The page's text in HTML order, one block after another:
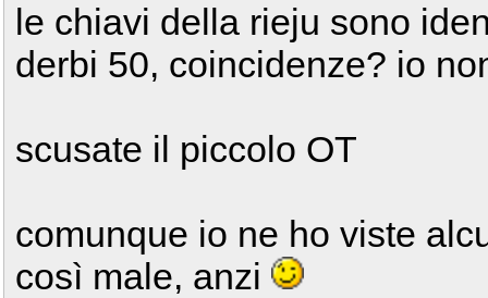
le chiavi della rieju sono
derbi 50, coincidenze? io
scusate il piccolo OT
comunque io ne ho viste
così male, anzi